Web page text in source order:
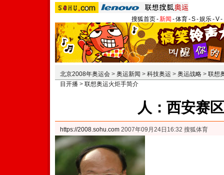
搜狐首页-新闻 -体育-S-娱乐-V-
北京2008年奥运会 > 奥运新闻 > 科技奥运 > 奥运战略 > 联想
目开播 > 联想奥运火炬手简介
人：西安赛
https://2008.sohu.com 2007年09月24日16:32 搜狐体育